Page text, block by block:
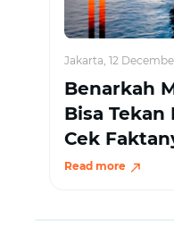
Jakarta, 12
Benarkah
Bisa Tekan
Cek
Read more